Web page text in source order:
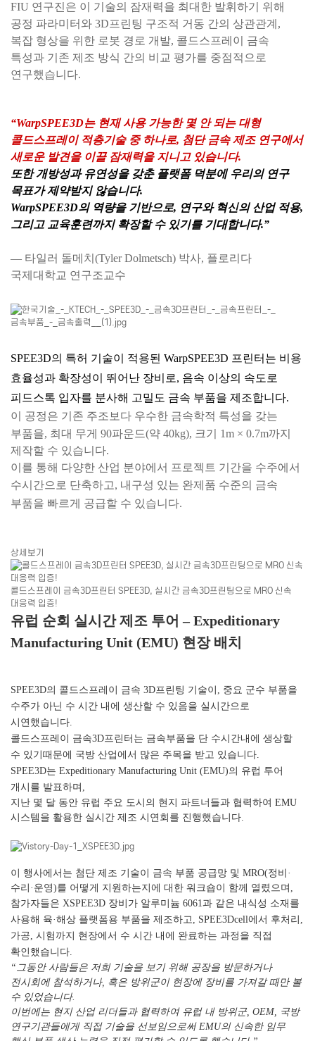
FIU 연구진은 이 기술의 잠재력을 최대한 발휘하기 위해
공정 파라미터와 3D프린팅 구조적 거동 간의 상관관계,
복잡 형상을 위한 로봇 경로 개발, 콜드스프레이 금속
특성과 기존 제조 방식 간의 비교 평가를 중점적으로
연구했습니다.
“WarpSPEE3D는 현재 사용 가능한 몇 안 되는 대형
콜드스프레이 적층기술 중 하나로, 첨단 금속 제조 연구에서
새로운 발견을 이끌 잠재력을 지니고 있습니다.
또한 개방성과 유연성을 갖춘 플랫폼 덕분에 우리의 연구
목표가 제약받지 않습니다.
WarpSPEE3D의 역량을 기반으로, 연구와 혁신의 산업 적용,
그리고 교육훈련까지 확장할 수 있기를 기대합니다.”
— 타일러 돌메치(Tyler Dolmetsch) 박사, 플로리다
국제대학교 연구조교수
SPEE3D의 특허 기술이 적용된 WarpSPEE3D 프린터는 비용
효율성과 확장성이 뛰어난 장비로, 음속 이상의 속도로
피드스톡 입자를 분사해 고밀도 금속 부품을 제조합니다.
이 공정은 기존 주조보다 우수한 금속학적 특성을 갖는
부품을, 최대 무게 90파운드(약 40kg), 크기 1m × 0.7m까지
제작할 수 있습니다.
이를 통해 다양한 산업 분야에서 프로젝트 기간을 수주에서
수시간으로 단축하고, 내구성 있는 완제품 수준의 금속
부품을 빠르게 공급할 수 있습니다.
상세보기
콜드스프레이 금속3D프린터 SPEE3D, 실시간 금속3D프린팅으로 MRO 신속
대응력 입증!
유럽 순회 실시간 제조 투어 – Expeditionary
Manufacturing Unit (EMU) 현장 배치
SPEE3D의 콜드스프레이 금속 3D프린팅 기술이, 중요 군수 부품을
수주가 아닌 수 시간 내에 생산할 수 있음을 실시간으로
시연했습니다.
콜드스프레이 금속3D프린터는 금속부품을 단 수시간내에 생상할
수 있기때문에 국방 산업에서 많은 주목을 받고 있습니다.
SPEE3D는 Expeditionary Manufacturing Unit (EMU)의 유럽 투어
개시를 발표하며,
지난 몇 달 동안 유럽 주요 도시의 현지 파트너들과 협력하여 EMU
시스템을 활용한 실시간 제조 시연회를 진행했습니다.
이 행사에서는 첨단 제조 기술이 금속 부품 공급망 및 MRO(정비·
수리·운영)를 어떻게 지원하는지에 대한 워크숍이 함께 열렸으며,
참가자들은 XSPEE3D 장비가 알루미늄 6061과 같은 내식성 소재를
사용해 육·해상 플랫폼용 부품을 제조하고, SPEE3Dcell에서 후처리,
가공, 시험까지 현장에서 수 시간 내에 완료하는 과정을 직접
확인했습니다.
“그동안 사람들은 저희 기술을 보기 위해 공장을 방문하거나
전시회에 참석하거나, 혹은 방위군이 현장에 장비를 가져갈 때만 볼
수 있었습니다.
이번에는 현지 산업 리더들과 협력하여 유럽 내 방위군, OEM, 국방
연구기관들에게 직접 기술을 선보임으로써 EMU의 신속한 임무